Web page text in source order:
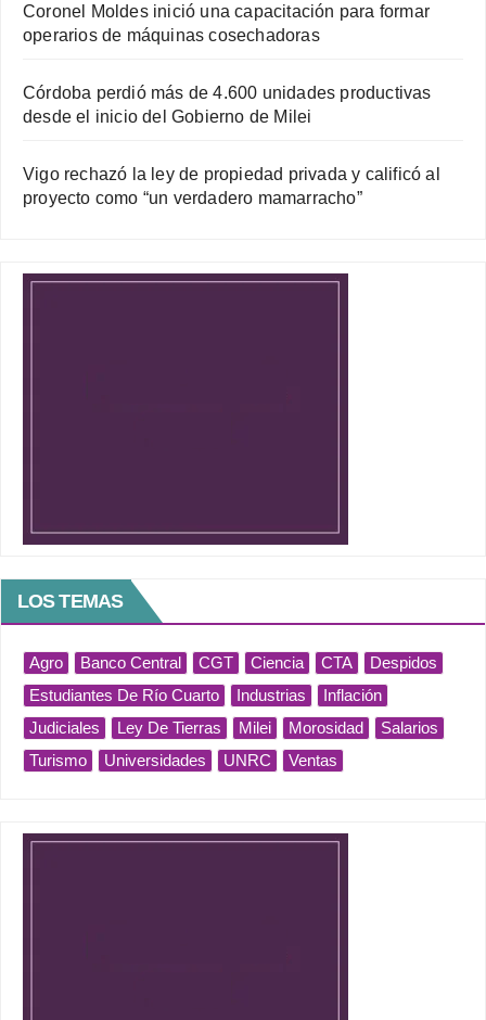
Coronel Moldes inició una capacitación para formar
operarios de máquinas cosechadoras
Córdoba perdió más de 4.600 unidades productivas
desde el inicio del Gobierno de Milei
Vigo rechazó la ley de propiedad privada y calificó al
proyecto como “un verdadero mamarracho”
LOS TEMAS
Agro Banco Central CGT Ciencia CTA
Despidos
Estudiantes De Río Cuarto
Industrias
Inflación
Judiciales
Ley De Tierras Milei Morosidad
Salarios
Turismo
Universidades UNRC Ventas